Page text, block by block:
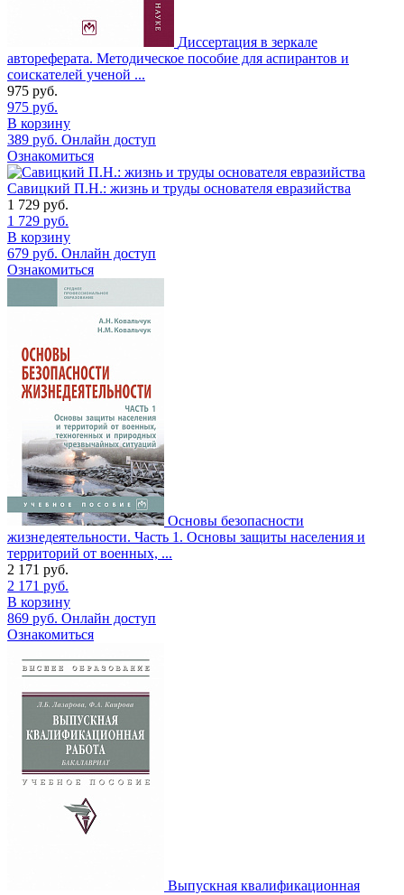
Диссертация в зеркале
автореферата. Методическое пособие для аспирантов и
соискателей ученой ...
975 руб.
975 руб.
В корзину
389 руб. Онлайн доступ
Ознакомиться
Савицкий П.Н.: жизнь и труды основателя евразийства
1 729 руб.
1 729 руб.
В корзину
679 руб. Онлайн доступ
Ознакомиться
Основы безопасности
жизнедеятельности. Часть 1. Основы защиты населения и
территорий от военных, ...
2 171 руб.
2 171 руб.
В корзину
869 руб. Онлайн доступ
Ознакомиться
Выпускная квалификационная